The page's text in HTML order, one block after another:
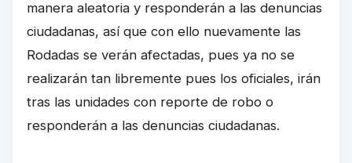
manera aleatoria y responderán a las denuncias
ciudadanas, así que con ello nuevamente las
Rodadas se verán afectadas, pues ya no se
realizarán tan libremente pues los oficiales, irán
tras las unidades con reporte de robo o
responderán a las denuncias ciudadanas.